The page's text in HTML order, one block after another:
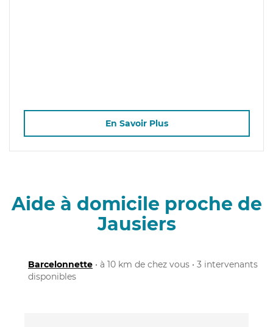
En Savoir Plus
Aide à domicile proche de
Jausiers
Barcelonnette • à 10 km de chez vous • 3 intervenants
disponibles